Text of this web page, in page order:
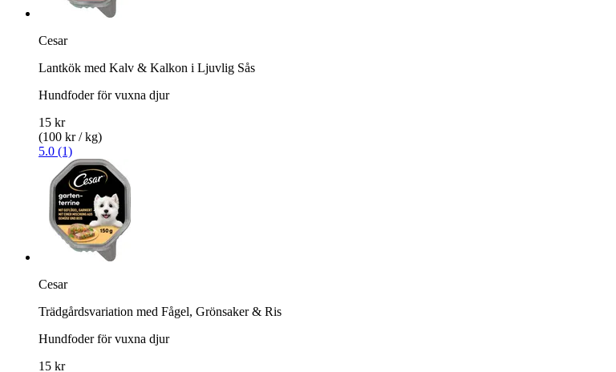
Cesar
Lantkök med Kalv & Kalkon i Ljuvlig Sås
Hundfoder för vuxna djur
15 kr
(100 kr / kg)
5.0 (1)
Cesar
Trädgårdsvariation med Fågel, Grönsaker & Ris
Hundfoder för vuxna djur
15 kr